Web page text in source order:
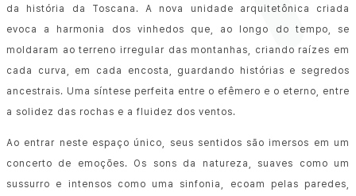
da história da Toscana. A nova unidade arquitetônica criada
evoca a harmonia dos vinhedos que, ao longo do tempo, se
moldaram ao terreno irregular das montanhas, criando raízes em
cada curva, em cada encosta, guardando histórias e segredos
ancestrais. Uma síntese perfeita entre o efêmero e o eterno, entre
a solidez das rochas e a fluidez dos ventos.
Ao entrar neste espaço único, seus sentidos são imersos em um
concerto de emoções. Os sons da natureza, suaves como um
sussurro e intensos como uma sinfonia, ecoam pelas paredes,